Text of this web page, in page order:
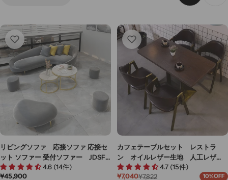
リビングソファ 応接ソファ 応接セ
ット ソファー 受付ソファー JDSF-
M-003
4.6 (14件)
通
¥45,900
カフェテーブルセット レストラ
ン オイルレザー生地 人工レザ
ー 円型テーブル 1人掛け 2人掛
け シック ブラウン カスタマイ
4.7 (15件)
セ
¥7,040
通
¥7,822 10%OFF